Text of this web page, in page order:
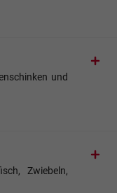
und
Zwiebeln,